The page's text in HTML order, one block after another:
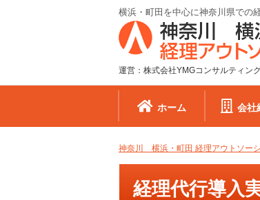
横浜・町田を中心に神奈川県での
運営：株式会社YMGコンサルティン
ホーム 会社
神奈川 横浜・町田 経理アウトソー
経理代行導入